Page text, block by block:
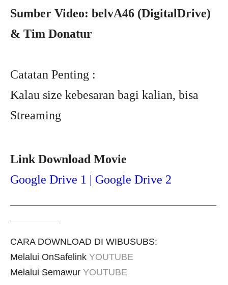
Sumber Video: belvA46 (DigitalDrive)
& Tim Donatur
Catatan Penting :
Kalau size kebesaran bagi kalian, bisa
Streaming
Link Download Movie
Google Drive 1 | Google Drive 2
CARA DOWNLOAD DI WIBUSUBS:
Melalui OnSafelink YOUTUBE
Melalui Semawur YOUTUBE